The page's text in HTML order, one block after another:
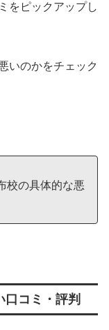
をピックアップし
いのかをチェック
校の具体的な悪
口コミ・評判